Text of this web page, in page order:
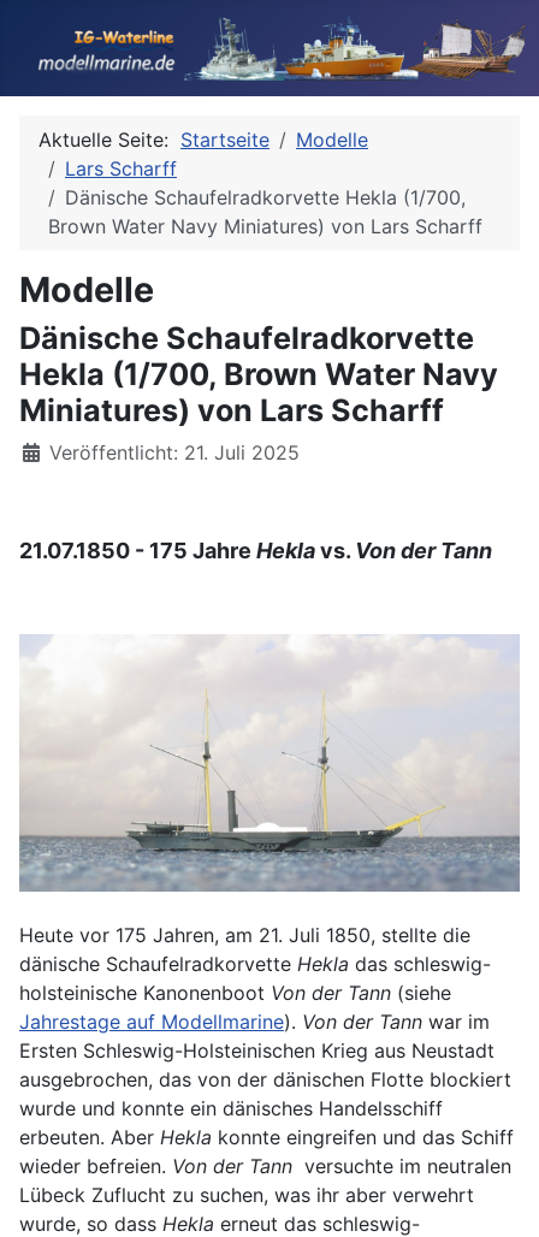
Aktuelle Seite: Startseite
Modelle
Lars Scharff
Dänische Schaufelradkorvette Hekla (1/700,
Brown Water Navy Miniatures) von Lars Scharff
Modelle
Dänische Schaufelradkorvette
Hekla (1/700, Brown Water Navy
Miniatures) von Lars Scharff
Details
Veröffentlicht: 21. Juli 2025
21.07.1850 - 175 Jahre Heklavs. Von der Tann
Heute vor 175 Jahren, am 21. Juli 1850, stellte die
dänische Schaufelradkorvette Hekla das schleswig-
holsteinische Kanonenboot Von der Tann (siehe
Jahrestage auf Modellmarine). Von der Tann war im
Ersten Schleswig-Holsteinischen Krieg aus Neustadt
ausgebrochen, das von der dänischen Flotte blockiert
wurde und konnte ein dänisches Handelsschiff
erbeuten. Aber Hekla konnte eingreifen und das Schiff
wieder befreien. Von der Tann versuchte im neutralen
Lübeck Zuflucht zu suchen, was ihr aber verwehrt
wurde, so dass Hekla erneut das schleswig-